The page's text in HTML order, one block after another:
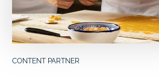
CONTENT PARTNER